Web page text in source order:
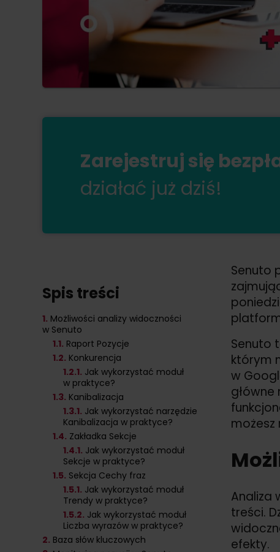
Zarejestruj się
działać już dziś!
Spis treści
1. Możliwości analizy widoczności
w Senuto
1.1. Raport Pozycje
1.2. Konkurencja
1.2.1. Jak wykorzystać moduł
w praktyce?
1.3. Kanibalizacja
1.3.1. Jak wykorzystać narzędzie
Kanibalizacja w praktyce?
1.4. Zakładka Sekcje
1.4.1. Jak wykorzystać moduł
Sekcje w praktyce?
1.5. Sekcja Cechy fraz
1.5.1. Jak wykorzystać moduł
Trendy w praktyce?
1.5.2. Jak wykorzystać moduł
Liczba wyrazów w praktyce?
2. Baza słów kluczowych
Senuto
Senuto
którym
w
możesz
Analiza
treści.
efekty.